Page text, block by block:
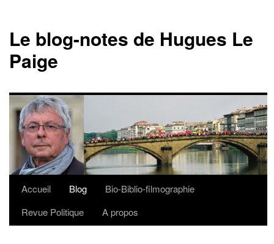
Le blog-notes de Hugues Le
Paige
Aller
Accueil Blog
Bio-Biblio-filmographie
Revue Politique
A propos